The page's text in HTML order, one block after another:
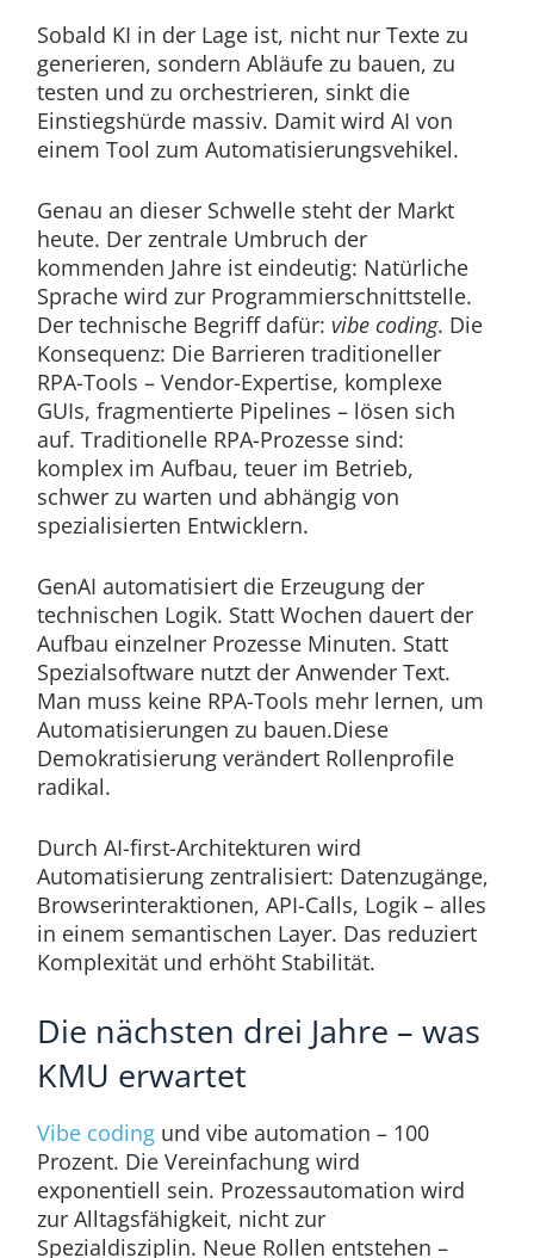
Sobald KI in der Lage ist, nicht nur Texte zu
generieren, sondern Abläufe zu bauen, zu
testen und zu orchestrieren, sinkt die
Einstiegshürde massiv. Damit wird AI von
einem Tool zum Automatisierungsvehikel.
Genau an dieser Schwelle steht der Markt
heute. Der zentrale Umbruch der
kommenden Jahre ist eindeutig: Natürliche
Sprache wird zur Programmierschnittstelle.
Der technische Begriff dafür: vibe coding. Die
Konsequenz: Die Barrieren traditioneller
RPA-Tools – Vendor-Expertise, komplexe
GUIs, fragmentierte Pipelines – lösen sich
auf. Traditionelle RPA-Prozesse sind:
komplex im Aufbau, teuer im Betrieb,
schwer zu warten und abhängig von
spezialisierten Entwicklern.
GenAI automatisiert die Erzeugung der
technischen Logik. Statt Wochen dauert der
Aufbau einzelner Prozesse Minuten. Statt
Spezialsoftware nutzt der Anwender Text.
Man muss keine RPA-Tools mehr lernen, um
Automatisierungen zu bauen.Diese
Demokratisierung verändert Rollenprofile
radikal.
Durch AI-first-Architekturen wird
Automatisierung zentralisiert: Datenzugänge,
Browserinteraktionen, API-Calls, Logik – alles
in einem semantischen Layer. Das reduziert
Komplexität und erhöht Stabilität.
Die nächsten drei Jahre – was
KMU erwartet
Vibe codingund vibe automation – 100
Prozent. Die Vereinfachung wird
exponentiell sein. Prozessautomation wird
zur Alltagsfähigkeit, nicht zur
Spezialdisziplin. Neue Rollen entstehen –